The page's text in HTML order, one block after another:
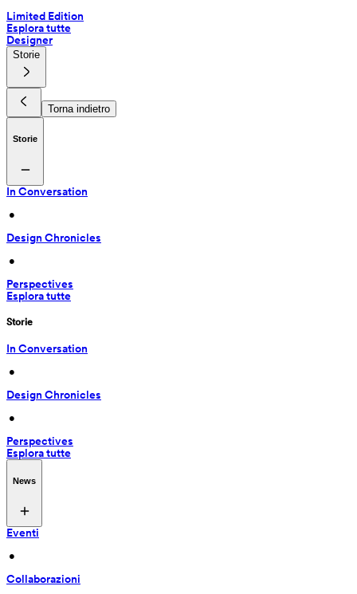
Limited Edition
Esplora tutte
Designer
Storie
Torna indietro
Storie
In Conversation
•
Design Chronicles
•
Perspectives
Esplora tutte
Storie
In Conversation
•
Design Chronicles
•
Perspectives
Esplora tutte
News
Eventi
•
Collaborazioni